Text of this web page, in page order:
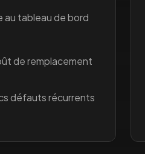
au tableau de bord
de remplacement
défauts récurrents